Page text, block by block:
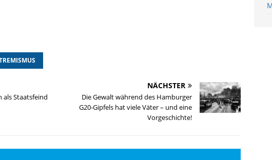
als Staatsfeind
NÄCHSTER
Die Gewalt während des Hamburger
G20-Gipfels hat viele Väter – und eine
Vorgeschichte!